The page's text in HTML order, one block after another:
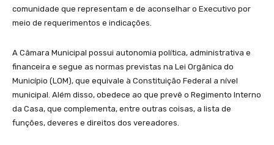
comunidade que representam e de aconselhar o Executivo por
meio de requerimentos e indicações.
A Câmara Municipal possui autonomia política, administrativa e
financeira e segue as normas previstas na Lei Orgânica do
Município (LOM), que equivale à Constituição Federal a nível
municipal. Além disso, obedece ao que prevê o Regimento Interno
da Casa, que complementa, entre outras coisas, a lista de
funções, deveres e direitos dos vereadores.